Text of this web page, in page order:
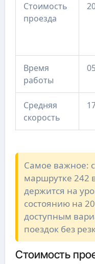
Стоимость
проезда
Время
работы
Средняя
скорость
Самое важное:
маршрутке 242
держится на
состоянию на
доступным
поездок без
Стоимость